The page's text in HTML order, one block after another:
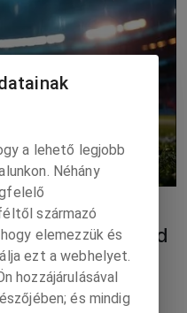
rekord
Bowl, Donald
lehet, aki
a lehető legjobb
Néhány
származó
elemezzük és
ezt a webhelyet.
hozzájárulásával
és mindig